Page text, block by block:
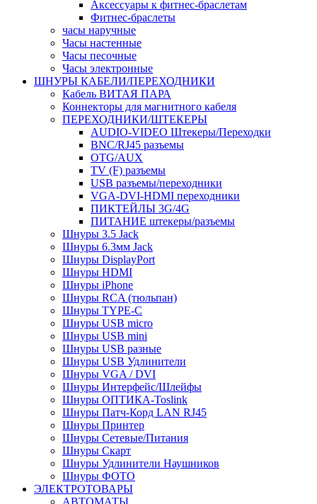
Аксессуары к фитнес-браслетам
Фитнес-браслеты
часы наручные
Часы настенные
Часы песочные
Часы электронные
ШНУРЫ КАБЕЛИ/ПЕРЕХОДНИКИ
Кабель ВИТАЯ ПАРА
Коннекторы для магнитного кабеля
ПЕРЕХОДНИКИ/ШТЕКЕРЫ
AUDIO-VIDEO Штекеры/Переходки
BNC/RJ45 разъемы
OTG/AUX
TV (F) разъемы
USB разъемы/переходники
VGA-DVI-HDMI переходники
ПИКТЕЙЛЫ 3G/4G
ПИТАНИЕ штекеры/разъемы
Шнуры 3.5 Jack
Шнуры 6.3мм Jack
Шнуры DisplayPort
Шнуры HDMI
Шнуры iPhone
Шнуры RCA (тюльпан)
Шнуры TYPE-C
Шнуры USB micro
Шнуры USB mini
Шнуры USB разные
Шнуры USB Удлинители
Шнуры VGA / DVI
Шнуры Интерфейс/Шлейфы
Шнуры ОПТИКА-Toslink
Шнуры Патч-Корд LAN RJ45
Шнуры Принтер
Шнуры Сетевые/Питания
Шнуры Скарт
Шнуры Удлинители Наушников
Шнуры ФОТО
ЭЛЕКТРОТОВАРЫ
АВТОМАТЫ